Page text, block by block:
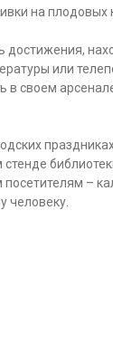
на плодовых
или
в своем
–
человеку.